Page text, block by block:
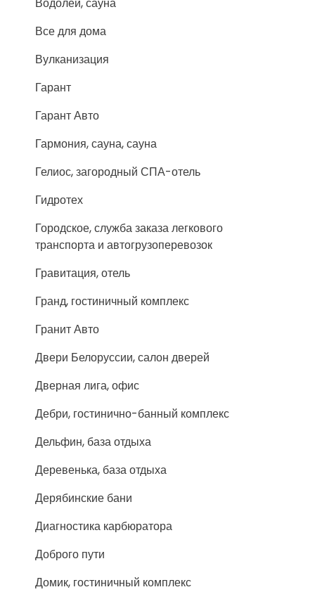
Все для дома
Вулканизация
Гарант
Гарант Авто
Гармония, сауна, сауна
Гелиос, загородный СПА-отель
Гидротех
Городское, служба заказа легкового
транспорта и автогрузоперевозок
Гравитация, отель
Гранд, гостиничный комплекс
Гранит Авто
Двери Белоруссии, салон дверей
Дверная лига, офис
Дебри, гостинично-банный комплекс
Дельфин, база отдыха
Деревенька, база отдыха
Дерябинские бани
Диагностика карбюратора
Доброго пути
Домик, гостиничный комплекс